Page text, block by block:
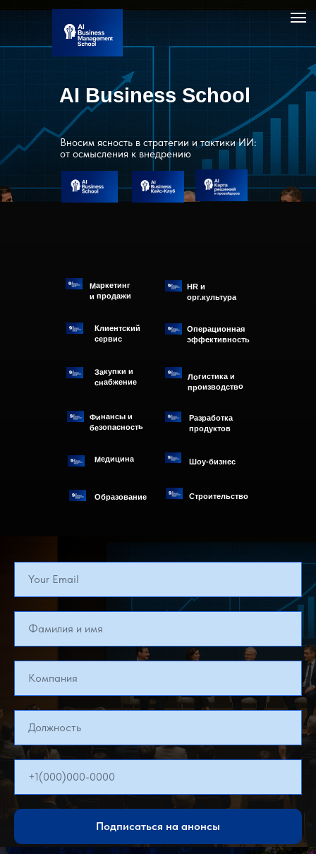
AI Business School
Маркетинг
и продажи
Закупки и
снабжение
Логистика и
производство
Финансы и
безопасность
Медицина
Клиентский
сервис
Операционная
эффективность
HR и
орг.культура
Разработка
продуктов
Шоу-бизнес
Строительство
Образование
Вносим ясность в стратегии и тактики ИИ:
от осмысления к внедрению
Your Email
Фамилия и имя
Компания
Должность
+1(000)000-0000
Подписаться на анонсы